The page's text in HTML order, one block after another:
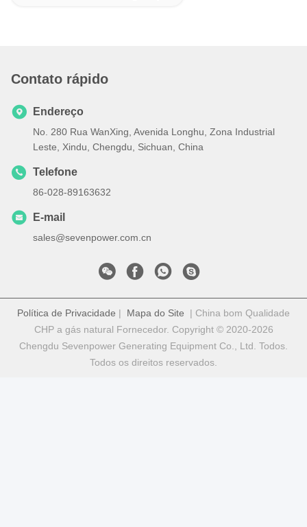
Contato rápido
Endereço
No. 280 Rua WanXing, Avenida Longhu, Zona Industrial
Leste, Xindu, Chengdu, Sichuan, China
Telefone
86-028-89163632
E-mail
sales@sevenpower.com.cn
Política de Privacidade | Mapa do Site | China bom Qualidade
CHP a gás natural Fornecedor. Copyright © 2020-2026
Chengdu Sevenpower Generating Equipment Co., Ltd. Todos.
Todos os direitos reservados.